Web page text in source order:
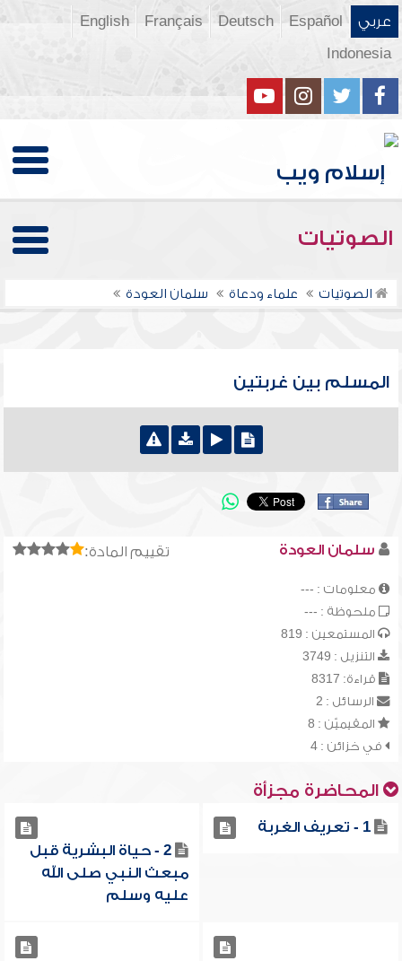
عربي Español
Deutsch
Français
English
Indonesia
الصوتيات
الصوتيات علماء ودعاة سلمان العودة
المسلم بين غربتين
تقييم المادة: سلمان العودة
معلومات : ---
ملحوظة : ---
المستمعين : 819
التنزيل : 3749
قراءة: 8317
الرسائل : 2
المقيميّن : 8
في خزائن : 4
المحاضرة مجزأة
1 - تعريف الغربة
2 - حياة البشرية قبل
مبعث النبي صلى الله
عليه وسلم